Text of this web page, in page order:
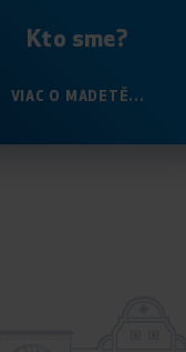
Kto sme?
VIAC O MADETĚ...